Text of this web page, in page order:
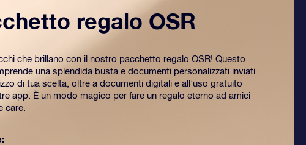
regalo OSR
che brillano con il nostro pacchetto regalo OSR! Questo
una splendida busta e documenti personalizzati inviati
di tua scelta, oltre a documenti digitali e all’uso gratuito
app. È un modo magico per fare un regalo eterno ad amici
care.